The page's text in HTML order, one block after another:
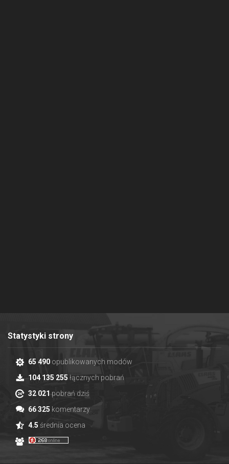
Statystyki strony
65 490 opublikowanych modów
104 135 255 łącznych pobrań
32 021pobrań dziś
66 325 komentarzy
4.5 średnia ocena